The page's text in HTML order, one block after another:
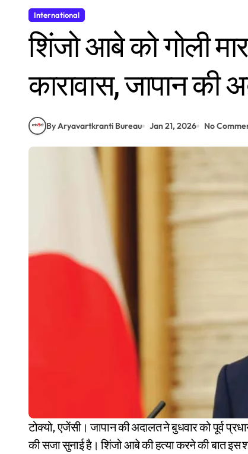
International
शिंजो आबे को गोली
कारावास, जापान की
By Aryavartkranti Bureau Jan 21, 2026 No
टोक्यो, एजेंसी। जापान की अदालत ने बुधवार को पूर्व प्रधानमंत्री शिंजो आबे की गोली मारकर हत्या करने वाले शख्स को उम्रकैद
की सजा सुनाई है। शिंजो आबे की हत्या करने की बात इस